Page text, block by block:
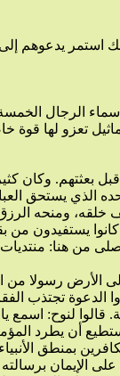
من هنا:
الذي يجرد نفسه من الكبرياء الشخصي وهوى المصالح الخاصة.